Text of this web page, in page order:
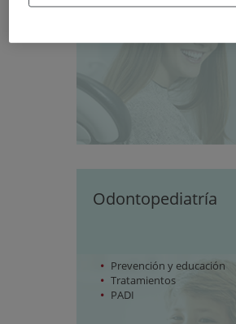
Odontopediatría
Prevención y educación
Tratamientos
PADI